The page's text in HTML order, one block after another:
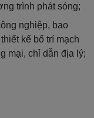
trình phát sóng;
nghiệp, bao
kế bố trí mạch
mại, chỉ dẫn địa lý;